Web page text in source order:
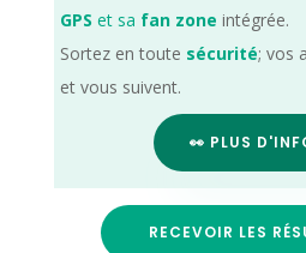
GPS et sa fan zone intégrée.
Sortez en toute sécurité; vos
et vous suivent.
👀 PLUS
RECEVOIR LES